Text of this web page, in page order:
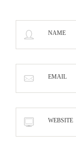
NAME
EMAIL
WEBSITE